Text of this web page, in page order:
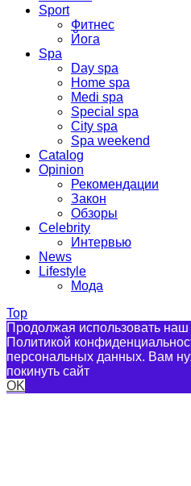
Sport
Фитнес
Йога
Spa
Day spa
Home spa
Medi spa
Special spa
City spa
Spa weekend
Catalog
Opinion
Рекомендации
Закон
Обзоры
Celebrity
Интервью
News
Lifestyle
Мода
Top
Продолжая использовать наш
Политикой
персональных данных. Вам
покинуть сайт
OK